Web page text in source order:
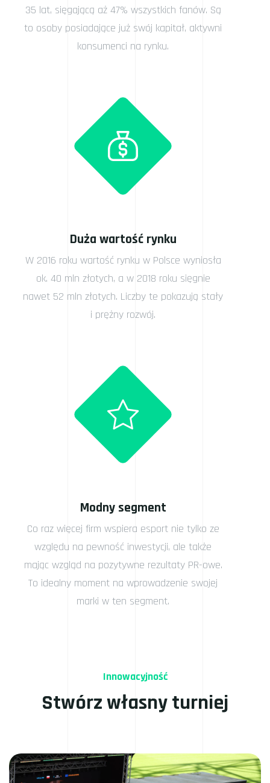
35 lat, sięgającą aż 47% wszystkich fanów. Są
to osoby posiadające już swój kapitał, aktywni
konsumenci na rynku.
Duża wartość rynku
W 2016 roku wartość rynku w Polsce wyniosła
ok. 40 mln złotych, a w 2018 roku sięgnie
nawet 52 mln złotych. Liczby te pokazują stały
i prężny rozwój.
Modny segment
Co raz więcej firm wspiera esport nie tylko ze
względu na pewność inwestycji, ale także
mając wzgląd na pozytywne rezultaty PR-owe.
To idealny moment na wprowadzenie swojej
marki w ten segment.
Innowacyjność
Stwórz własny turniej